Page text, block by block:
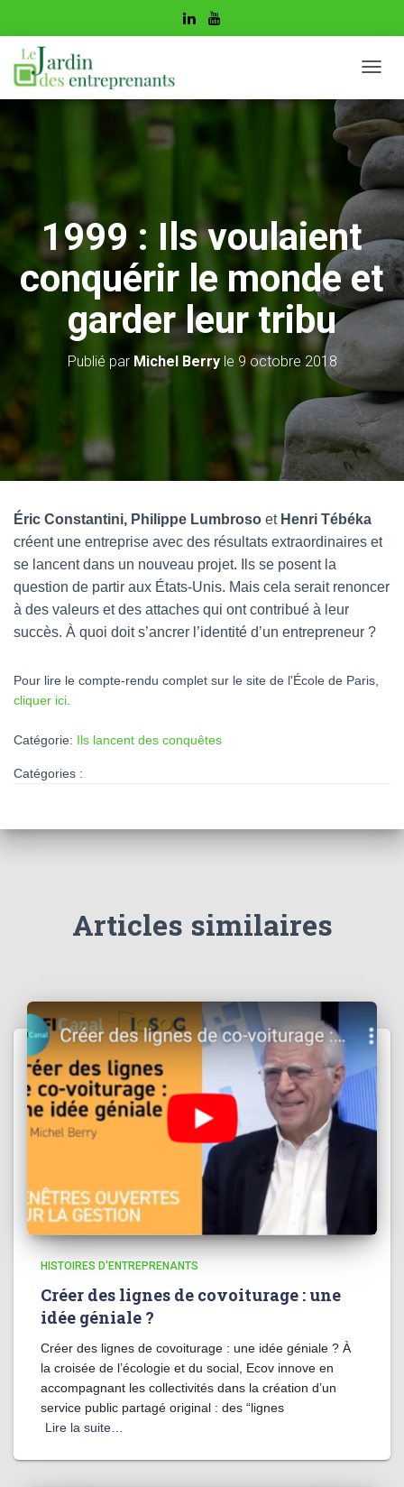
É
L
I
E
R
V
G
O
N
1999 : Ils voulaient
conquérir le monde et
garder leur tribu
Publié par Michel Berryle 9 octobre 2018
Éric Constantini, Philippe Lumbroso et Henri Tébéka
créent une entreprise avec des résultats extraordinaires et
se lancent dans un nouveau projet. Ils se posent la
question de partir aux États-Unis. Mais cela serait renoncer
à des valeurs et des attaches qui ont contribué à leur
succès. À quoi doit s’ancrer l’identité d’un entrepreneur ?
Pour lire le compte-rendu complet sur le site de l'École de Paris,
cliquer ici
Catégorie: Ils lancent des conquêtes
Catégories :
Articles similaires
HISTOIRES D'ENTREPRENANTS
Créer des lignes de covoiturage : une
idée géniale ?
Créer des lignes de covoiturage : une idée géniale ? À
la croisée de l’écologie et du social, Ecov innove en
accompagnant les collectivités dans la création d’un
service public partagé original : des “lignes
Lire la suite…